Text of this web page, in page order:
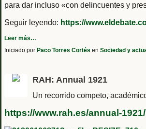
para dar incluso «con delincuentes y
Seguir leyendo: https://
Leer más…
Iniciado por Paco Torres Cortés en Sociedad y
RAH: Annual 1921
Un recorrido competo,
https://www.rah.es/annual-1921/